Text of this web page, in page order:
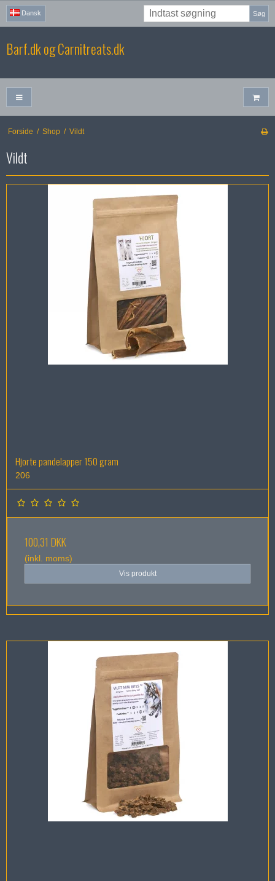
Dansk Søg
Barf.dk og Carnitreats.dk
Forside / Shop / Vildt
Vildt
Hjorte pandelapper 150 gram
206
100,31 DKK
(inkl. moms)
Vis produkt